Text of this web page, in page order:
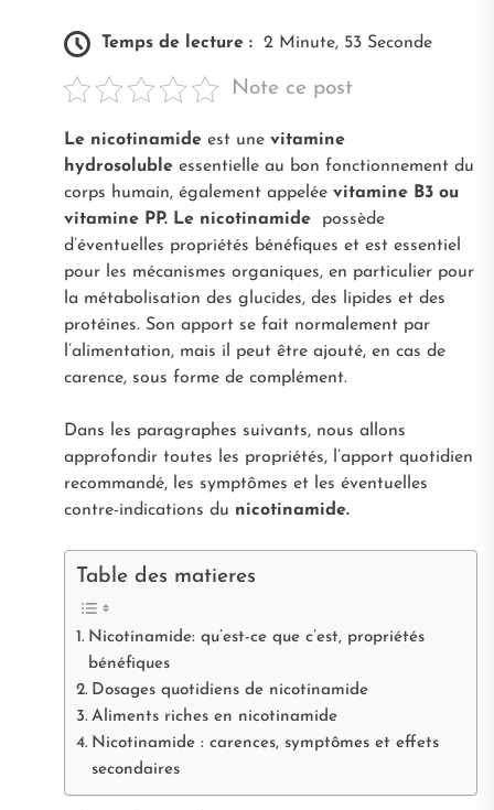
Temps de lecture : 2 Minute, 53 Seconde
Note ce post
Le nicotinamideest une vitamine
hydrosolubleessentielle au bon fonctionnement du
corps humain, également appelée vitamine B3 ou
vitamine PP. Le nicotinamide
possède
d’éventuelles propriétés bénéfiques et est essentiel
pour les mécanismes organiques, en particulier pour
la métabolisation des glucides, des lipides et des
protéines. Son apport se fait normalement par
l’alimentation, mais il peut être ajouté, en cas de
carence, sous forme de complément.
Dans les paragraphes suivants, nous allons
approfondir toutes les propriétés, l’apport quotidien
recommandé, les symptômes et les éventuelles
contre-indications du nicotinamide.
Table des matieres
Nicotinamide: qu’est-ce que c’est, propriétés
bénéfiques
Dosages quotidiens de nicotinamide
Aliments riches en nicotinamide
Nicotinamide : carences, symptômes et effets
secondaires